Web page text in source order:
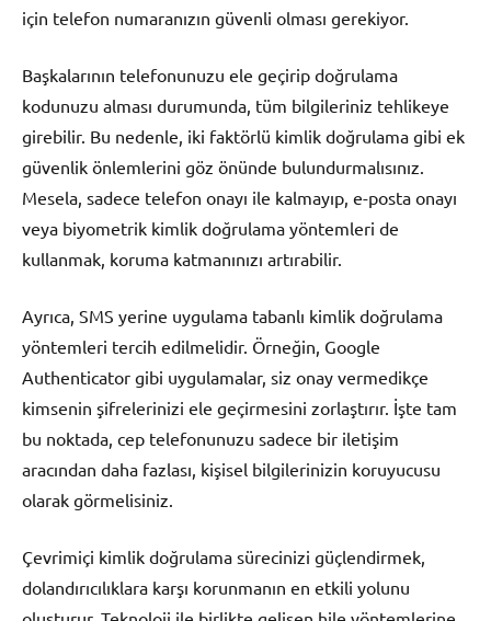
için telefon numaranızın güvenli olması gerekiyor.
Başkalarının telefonunuzu ele geçirip doğrulama
kodunuzu alması durumunda, tüm bilgileriniz tehlikeye
girebilir. Bu nedenle, iki faktörlü kimlik doğrulama gibi ek
güvenlik önlemlerini göz önünde bulundurmalısınız.
Mesela, sadece telefon onayı ile kalmayıp, e-posta onayı
veya biyometrik kimlik doğrulama yöntemleri de
kullanmak, koruma katmanınızı artırabilir.
Ayrıca, SMS yerine uygulama tabanlı kimlik doğrulama
yöntemleri tercih edilmelidir. Örneğin, Google
Authenticator gibi uygulamalar, siz onay vermedikçe
kimsenin şifrelerinizi ele geçirmesini zorlaştırır. İşte tam
bu noktada, cep telefonunuzu sadece bir iletişim
aracından daha fazlası, kişisel bilgilerinizin koruyucusu
olarak görmelisiniz.
Çevrimiçi kimlik doğrulama sürecinizi güçlendirmek,
dolandırıcılıklara karşı korunmanın en etkili yolunu